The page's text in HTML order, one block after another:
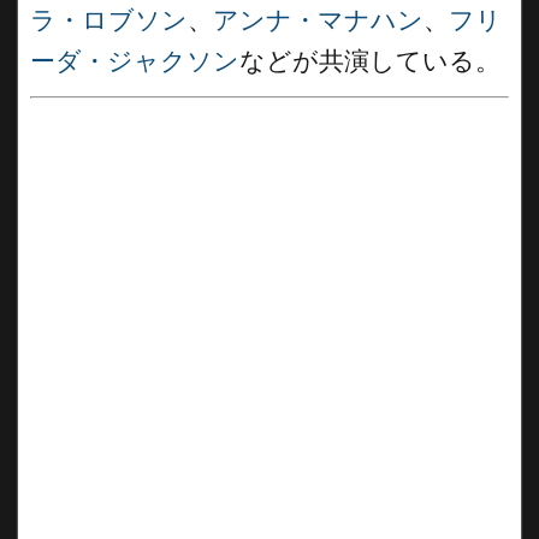
ラ・ロブソン 、 アンナ・マナハン 、 フリ
ーダ・ジャクソンなどが共演している。